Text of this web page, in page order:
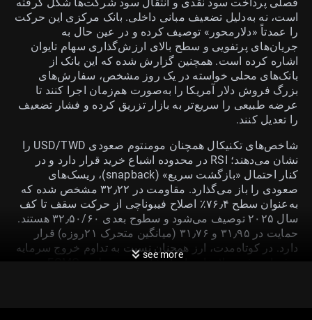
است، نه به‌دلیل تضعیف مبانی داخلی. بانک مرکزی این حرکت
را عمدتاً «دلارمحور» توصیف کرده و در عین حال به
جریان‌های پرتفویی و سطح بالای ارزش‌گذاری سهام تایوان
اشاره کرده است. همچنین گزارش شده که این بانک از
بانک‌های محلی خواسته در یک روز مشخص، سفارش‌های
بزرگ فروش دلار آمریکا را به‌صورت هم‌زمان اجرا کنند تا
عرضه طبیعی را سریع‌تر به بازار تزریق کرده و فشار تضعیف
را تعدیل کنند.
شاخص‌های تکنیکال همچنان مومنتوم صعودی USD/TWD را
نشان می‌دهند؛ RSI در محدوده اشباع خرید قرار دارد و در
کنار احتمال «بازگشت سریع» (snapback)، ریسک‌های
صعودی را باز می‌گذارد. مقاومت در ۳۲٫۲۲ مشخص شده که
به‌عنوان سطح ۷۶٫۴٪ اصلاح فیبوناچی از حرکت سقف تا کف
سال ۲۰۲۵ توصیف می‌شود و سطوح بعدی ۳۲٫۵۰/۶۰ هستند.
حمایت در ۳۱٫۹۵ و ۳۱٫۷۶ (میانگین متحرک ۲۱روزه) قرار
دارد. در کوتاه‌مدت، ارز همچنان نسبت به تداوم خروج سرمایه
see more